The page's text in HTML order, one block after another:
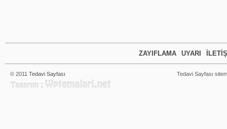
ZAYIFLAMA UYARI
© 2011 Tedavi Sayfası Tedavi Sayfası